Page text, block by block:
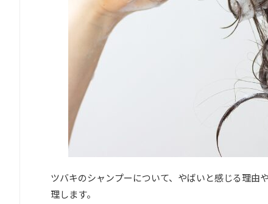
ツバキのシャンプーについて、やばいと感じる理由
理します。